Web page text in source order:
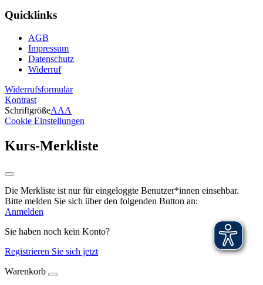
Quicklinks
AGB
Impressum
Datenschutz
Widerruf
Widerrufsformular
Kontrast
SchriftgrößeAAA
Cookie Einstellungen
Kurs-Merkliste
Die Merkliste ist nur für eingeloggte Benutzer*innen einsehbar.
Bitte melden Sie sich über den folgenden Button an:
Anmelden
Sie haben noch kein Konto?
Registrieren Sie sich jetzt
Warenkorb